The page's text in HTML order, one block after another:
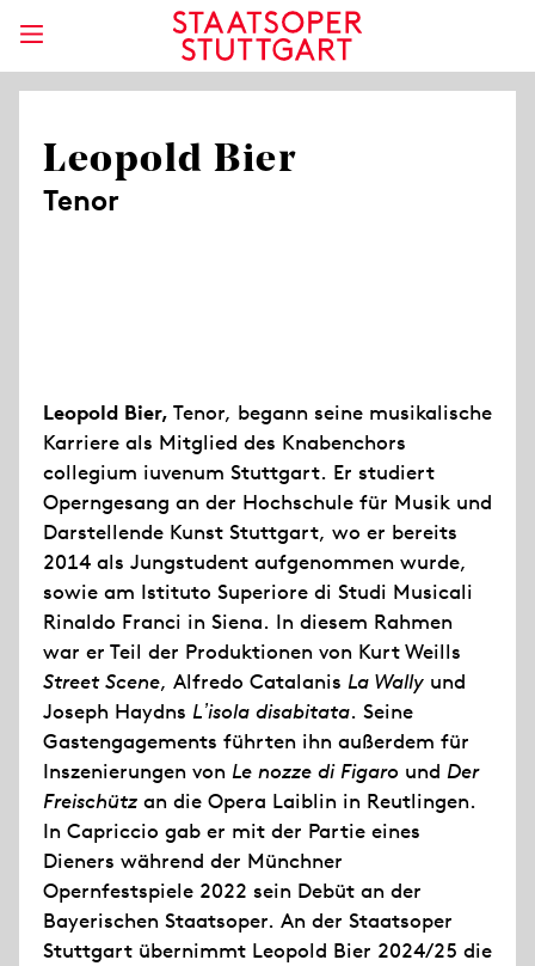
Leopold Bier
Tenor
Leopold Bier, Tenor, begann seine musikalische
Karriere als Mitglied des Knabenchors
collegium iuvenum Stuttgart. Er studiert
Operngesang an der Hochschule für Musik und
Darstellende Kunst Stuttgart, wo er bereits
2014 als Jungstudent aufgenommen wurde,
sowie am Istituto Superiore di Studi Musicali
Rinaldo Franci in Siena. In diesem Rahmen
war er Teil der Produktionen von Kurt Weills
Street Scene, Alfredo Catalanis La Wally und
Joseph Haydns Lʼisola disabitata. Seine
Gastengagements führten ihn außerdem für
Inszenierungen von Le nozze di Figaro und Der
Freischütz an die Opera Laiblin in Reutlingen.
In Capriccio gab er mit der Partie eines
Dieners während der Münchner
Opernfestspiele 2022 sein Debüt an der
Bayerischen Staatsoper. An der Staatsoper
Stuttgart übernimmt Leopold Bier 2024/25 die